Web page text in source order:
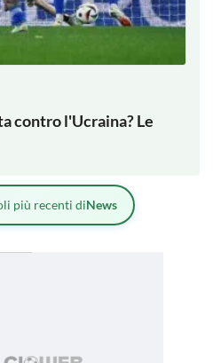
contro l'Ucraina? Le
più recenti diNews